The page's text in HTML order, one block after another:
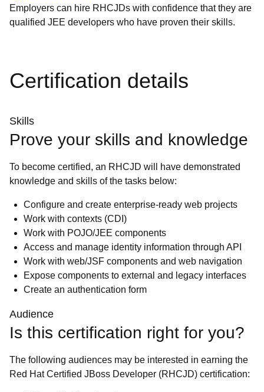
Employers can hire RHCJDs with confidence that they are
qualified JEE developers who have proven their skills.
Certification details
Skills
Prove your skills and knowledge
To become certified, an RHCJD will have demonstrated
knowledge and skills of the tasks below:
Configure and create enterprise-ready web projects
Work with contexts (CDI)
Work with POJO/JEE components
Access and manage identity information through API
Work with web/JSF components and web navigation
Expose components to external and legacy interfaces
Create an authentication form
Audience
Is this certification right for you?
The following audiences may be interested in earning the
Red Hat Certified JBoss Developer (RHCJD) certification: